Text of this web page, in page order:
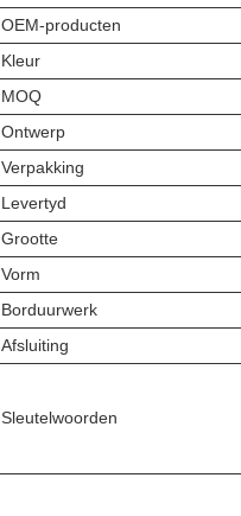
OEM-producten
Kleur
MOQ
Ontwerp
Verpakking
Levertyd
Grootte
Vorm
Borduurwerk
Afsluiting
Sleutelwoorden